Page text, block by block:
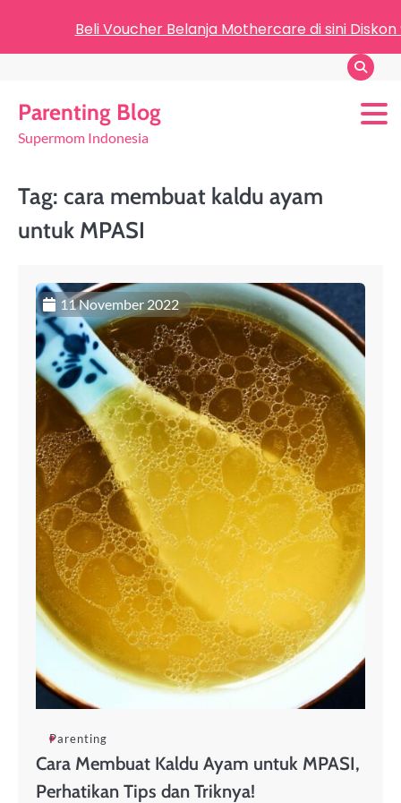
Parenting Blog
Supermom Indonesia
Tag: cara membuat kaldu ayam
untuk MPASI
11 November 2022
Parenting
Cara Membuat Kaldu Ayam untuk MPASI,
Perhatikan Tips dan Triknya!
Beli Voucher Belanja Mothercare di sini Diskon